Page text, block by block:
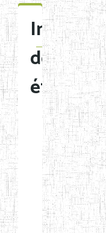
des
normal